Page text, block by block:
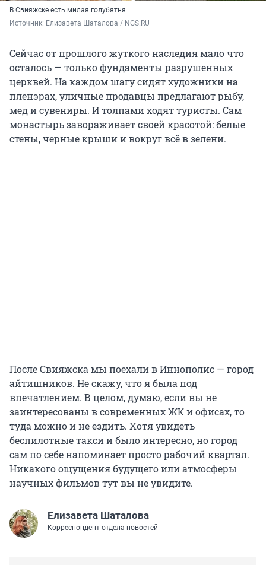
В Свияжске есть милая голубятня
Источник: Елизавета Шаталова / NGS.RU
Сейчас от прошлого жуткого наследия мало что
осталось — только фундаменты разрушенных
церквей. На каждом шагу сидят художники на
пленэрах, уличные продавцы предлагают рыбу,
мед и сувениры. И толпами ходят туристы. Сам
монастырь завораживает своей красотой: белые
стены, черные крыши и вокруг всё в зелени.
После Свияжска мы поехали в Иннополис — город
айтишников. Не скажу, что я была под
впечатлением. В целом, думаю, если вы не
заинтересованы в современных ЖК и офисах, то
туда можно и не ездить. Хотя увидеть
беспилотные такси и было интересно, но город
сам по себе напоминает просто рабочий квартал.
Никакого ощущения будущего или атмосферы
научных фильмов тут вы не увидите.
Елизавета Шаталова
Корреспондент отдела новостей